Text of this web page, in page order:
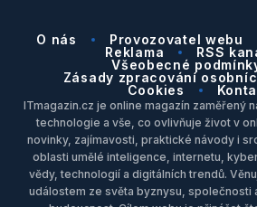
O nás Provozovatel webu
Reklama
RSS
Všeobecné
Zásady zpracování
Cookies
ITmagazin.cz je online magazín zaměřený
technologie a vše, co ovlivňuje život v
novinky, zajímavosti, praktické návody i
oblasti umělé inteligence, internetu,
vědy, technologií a digitálních trendů.
událostem ze světa byznysu, společnosti